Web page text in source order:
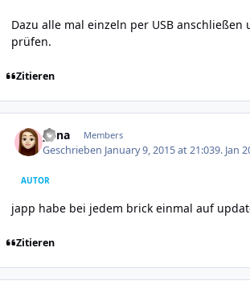
Dazu alle mal einzeln per USB anschließen
prüfen.
Zitieren
yuna Members
Geschrieben January 9, 2015 at 21:039. Jan
AUTOR
japp habe bei jedem brick einmal auf
Zitieren